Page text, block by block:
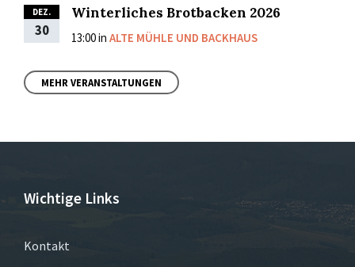
DEZ.
30
Winterliches Brotbacken 2026
13:00in ALTE MÜHLE UND BACKHAUS
MEHR VERANSTALTUNGEN
Wichtige Links
Kontakt